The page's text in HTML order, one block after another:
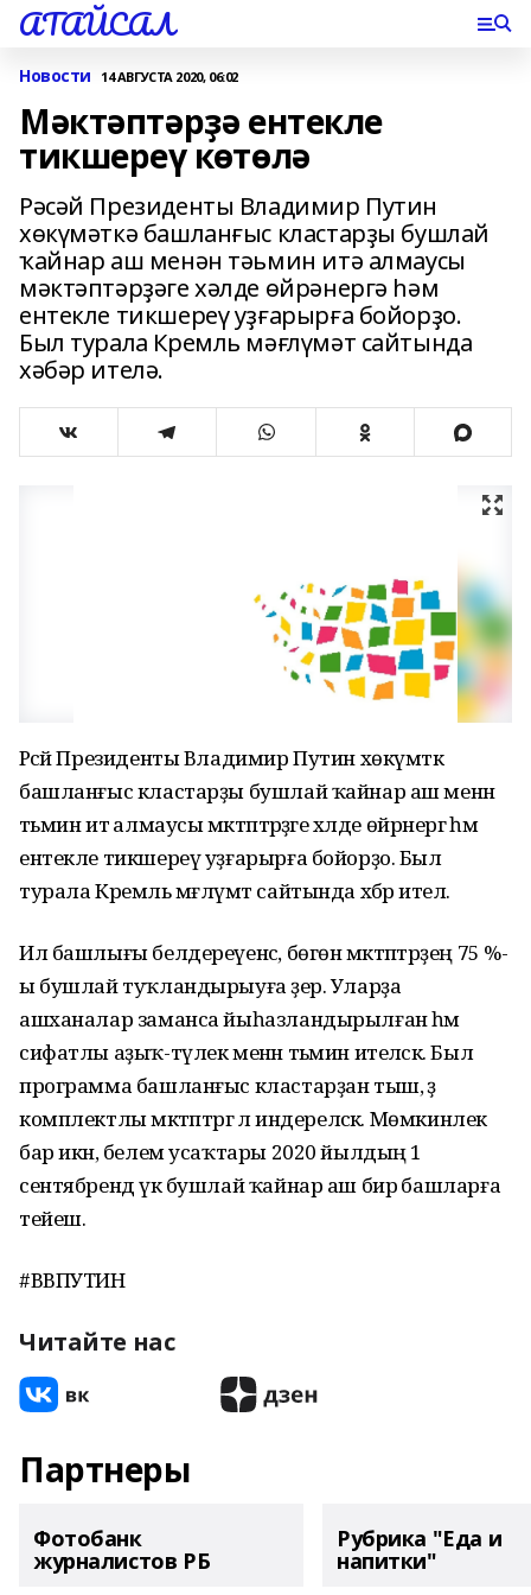
АТАЙСАЛ
Новости 14 АВГУСТА 2020, 06:02
Мәктәптәрҙә ентекле
тикшереү көтөлә
Рәсәй Президенты Владимир Путин
хөкүмәткә башланғыс кластарҙы бушлай
ҡайнар аш менән тәьмин итә алмаусы
мәктәптәрҙәге хәлде өйрәнергә һәм
ентекле тикшереү уҙғарырға бойорҙо.
Был турала Кремль мәғлүмәт сайтында
хәбәр ителә.
Рәсәй Президенты Владимир Путин хөкүмәткә
башланғыс кластарҙы бушлай ҡайнар аш менән
тәьмин итә алмаусы мәктәптәрҙәге хәлде өйрәнергә һәм
ентекле тикшереү уҙғарырға бойорҙо. Был
турала Кремль мәғлүмәт сайтында хәбәр ителә.
Ил башлығы белдереүенсә, бөгөн мәктәптәрҙең 75 %-
ы бушлай туҡландырыуға әҙер. Уларҙа
ашханалар заманса йыһазландырылған һәм
сифатлы аҙыҡ-түлек менән тәьмин ителәсәк. Был
программа башланғыс кластарҙан тыш, әҙ
комплектлы мәктәптәргә лә индереләсәк. Мөмкинлек
бар икән, белем усаҡтары 2020 йылдың 1
сентябрендә үк бушлай ҡайнар аш бирә башларға
тейеш.
#ВВПУТИН
Читайте нас
Партнеры
Фотобанк
журналистов РБ
Рубрика "Еда и
напитки"